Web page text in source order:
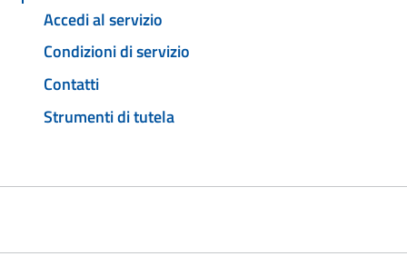
Accedi al servizio
Condizioni di servizio
Contatti
Strumenti di tutela